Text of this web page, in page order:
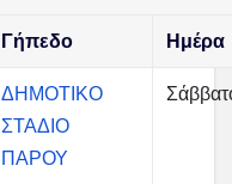
Γήπεδο Ημέρα
ΔΗΜΟΤΙΚΟ
ΣΤΑΔΙΟ
ΠΑΡΟΥ